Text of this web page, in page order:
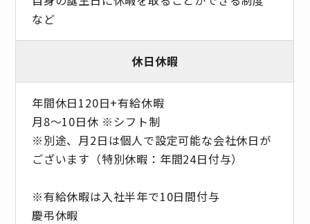
など
休日休暇
年間休日120日+有給休暇
月8～10日休 ※シフト制
※別途、月2日は個人で設定可能な会社休日が
ございます（特別休暇：年間24日付与）
※有給休暇は入社半年で10日間付与
慶弔休暇